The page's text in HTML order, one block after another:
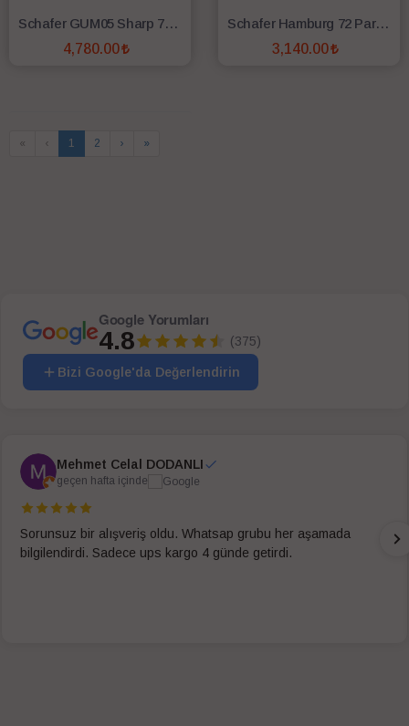
Schafer GUM05 Sharp 72 Parça 12 Kişilik Çatal Kaşık Bıçak Takımı
4,780.00
Schafer Hamburg 72 Parça Çatal Kaşık Bıçak Takımı-Gümüş04
3,140.00
« ‹ 1 2 › »
Google Yorumları
4.8 (375)
Bizi Google'da Değerlendirin
Mehmet Celal DODANLI
geçen hafta içinde
Sorunsuz bir alışveriş oldu. Whatsap grubu her aşamada
bilgilendirdi. Sadece ups kargo 4 günde getirdi.